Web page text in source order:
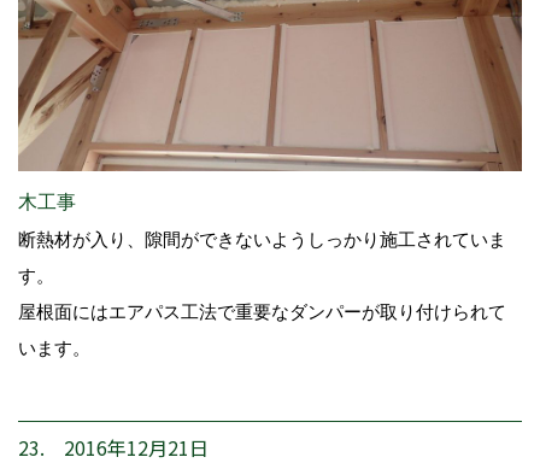
木工事
断熱材が入り、隙間ができないようしっかり施工されていま
す。
屋根面にはエアパス工法で重要なダンパーが取り付けられて
います。
23. 2016年12月21日